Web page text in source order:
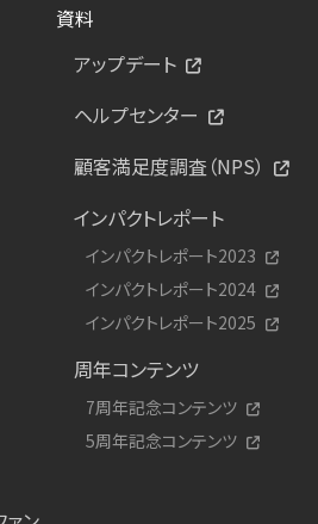
資料
アップデート
ヘルプセンター
顧客満足度調査（NPS）
インパクトレポート
インパクトレポート2023
インパクトレポート2024
インパクトレポート2025
周年コンテンツ
7周年記念コンテンツ
5周年記念コンテンツ